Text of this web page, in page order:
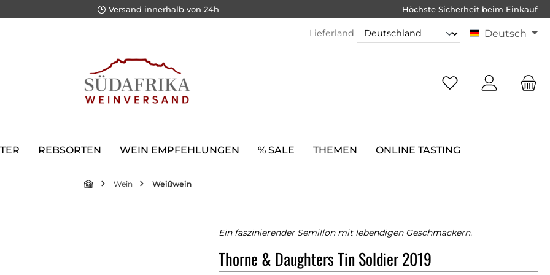
Versand innerhalb von 24h Höchste Sicherheit beim Einkauf
Lieferland Deutsch
REBSORTEN WEIN EMPFEHLUNGEN % SALE THEMEN ONLINE TASTING
Wein Weißwein
Ein faszinierender Semillon mit lebendigen Geschmäckern.
Thorne & Daughters Tin Soldier 2019